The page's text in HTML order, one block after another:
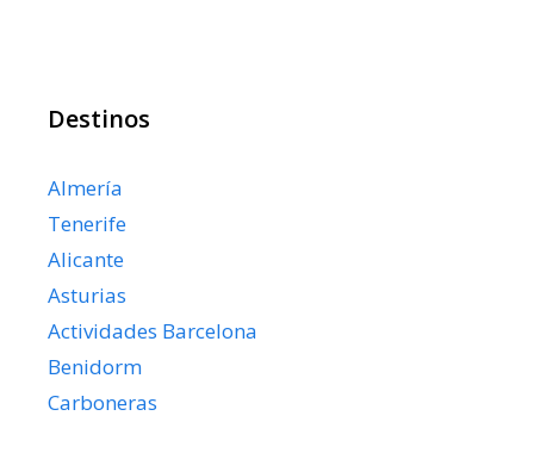
Destinos
Almería
Tenerife
Alicante
Asturias
Actividades Barcelona
Benidorm
Carboneras